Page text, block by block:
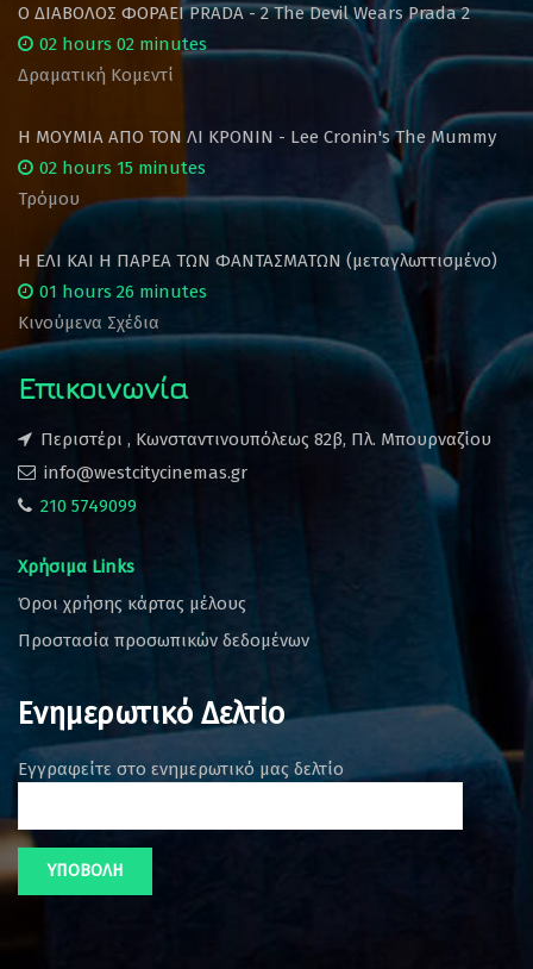
Ο ΔΙΑΒΟΛΟΣ ΦΟΡΑΕΙ PRADA - 2 The Devil Wears Prada 2
02 hours 02 minutes
Δραματική Κομεντί
Η ΜΟΥΜΙΑ ΑΠΟ ΤΟΝ ΛΙ ΚΡΟΝΙΝ - Lee Cronin's The Mummy
02 hours 15 minutes
Τρόμου
Η ΕΛΙ ΚΑΙ Η ΠΑΡΕΑ ΤΩΝ ΦΑΝΤΑΣΜΑΤΩΝ (μεταγλωττισμένο)
01 hours 26 minutes
Κινούμενα Σχέδια
Επικοινωνία
Περιστέρι , Κωνσταντινουπόλεως 82β, Πλ. Μπουρναζίου
info@westcitycinemas.gr
210 5749099
Χρήσιμα Links
Όροι χρήσης κάρτας μέλους
Προστασία προσωπικών δεδομένων
Ενημερωτικό Δελτίο
Εγγραφείτε στο ενημερωτικό μας δελτίο